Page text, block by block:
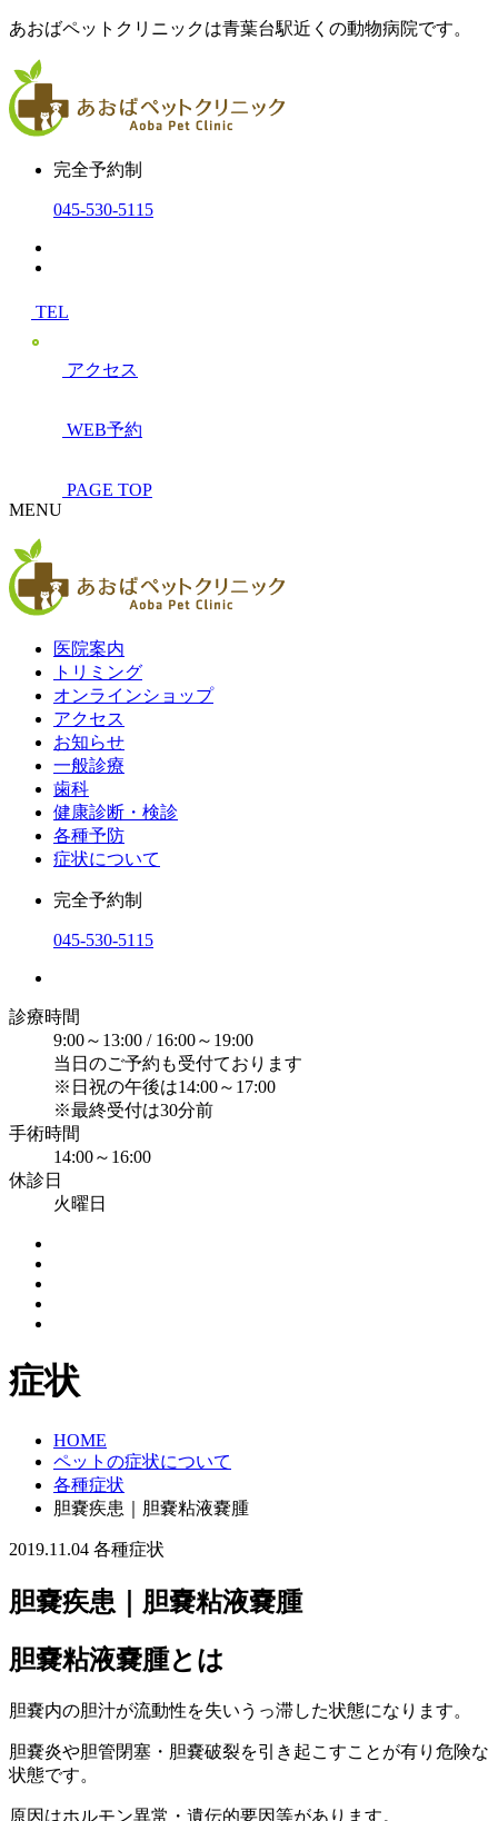
あおばペットクリニックは青葉台駅近くの動物病院です。
完全予約制
045-530-5115
TEL
アクセス
WEB予約
PAGE TOP
MENU
医院案内
トリミング
オンラインショップ
アクセス
お知らせ
一般診療
歯科
健康診断・検診
各種予防
症状について
完全予約制
045-530-5115
診療時間
9:00～13:00 / 16:00～19:00
当日のご予約も受付ております
※日祝の午後は14:00～17:00
※最終受付は30分前
手術時間
14:00～16:00
休診日
火曜日
症状
HOME
ペットの症状について
各種症状
胆嚢疾患｜胆嚢粘液嚢腫
2019.11.04 各種症状
胆嚢疾患｜胆嚢粘液嚢腫
胆嚢粘液嚢腫とは
胆嚢内の胆汁が流動性を失いうっ滞した状態になります。
胆嚢炎や胆管閉塞・胆嚢破裂を引き起こすことが有り危険な
状態です。
原因はホルモン異常・遺伝的要因等があります。